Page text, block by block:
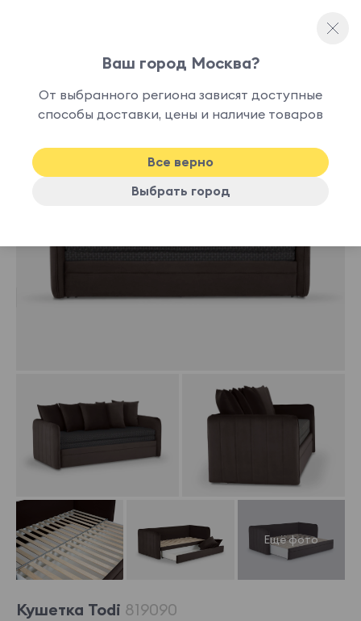
Кушетка Todi 819090
Ваш город Москва?
От выбранного региона зависят доступные
способы доставки, цены и наличие товаров
Все верно
Выбрать город